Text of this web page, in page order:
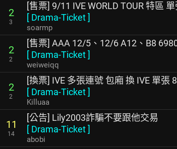
2
3
[售票] 9/11 IVE WORLD TOUR 特區 單
[ Drama-Ticket]
soarmp
2
2
[售票] AAA 12/5、12/6 A12、B8
[ Drama-Ticket]
weiweiqq
2
2
[換票] IVE 多張連號 包廂 換 IVE 單張
[ Drama-Ticket]
Killuaa
11
14
[公告] Lily2003詐騙不要跟他交易
[ Drama-Ticket]
abobi